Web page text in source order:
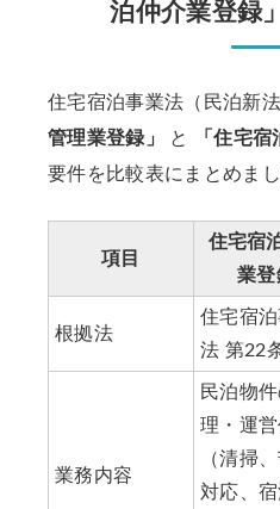
泊仲介業登録
住宅宿泊事業法（民泊新
管理業登録」
と 「住宅宿
要件を比較表にまとめまし
項目
住宅宿
業登
根拠法
住宅宿
法 第22
業務内容
民泊物
理・運
（清掃
対応、